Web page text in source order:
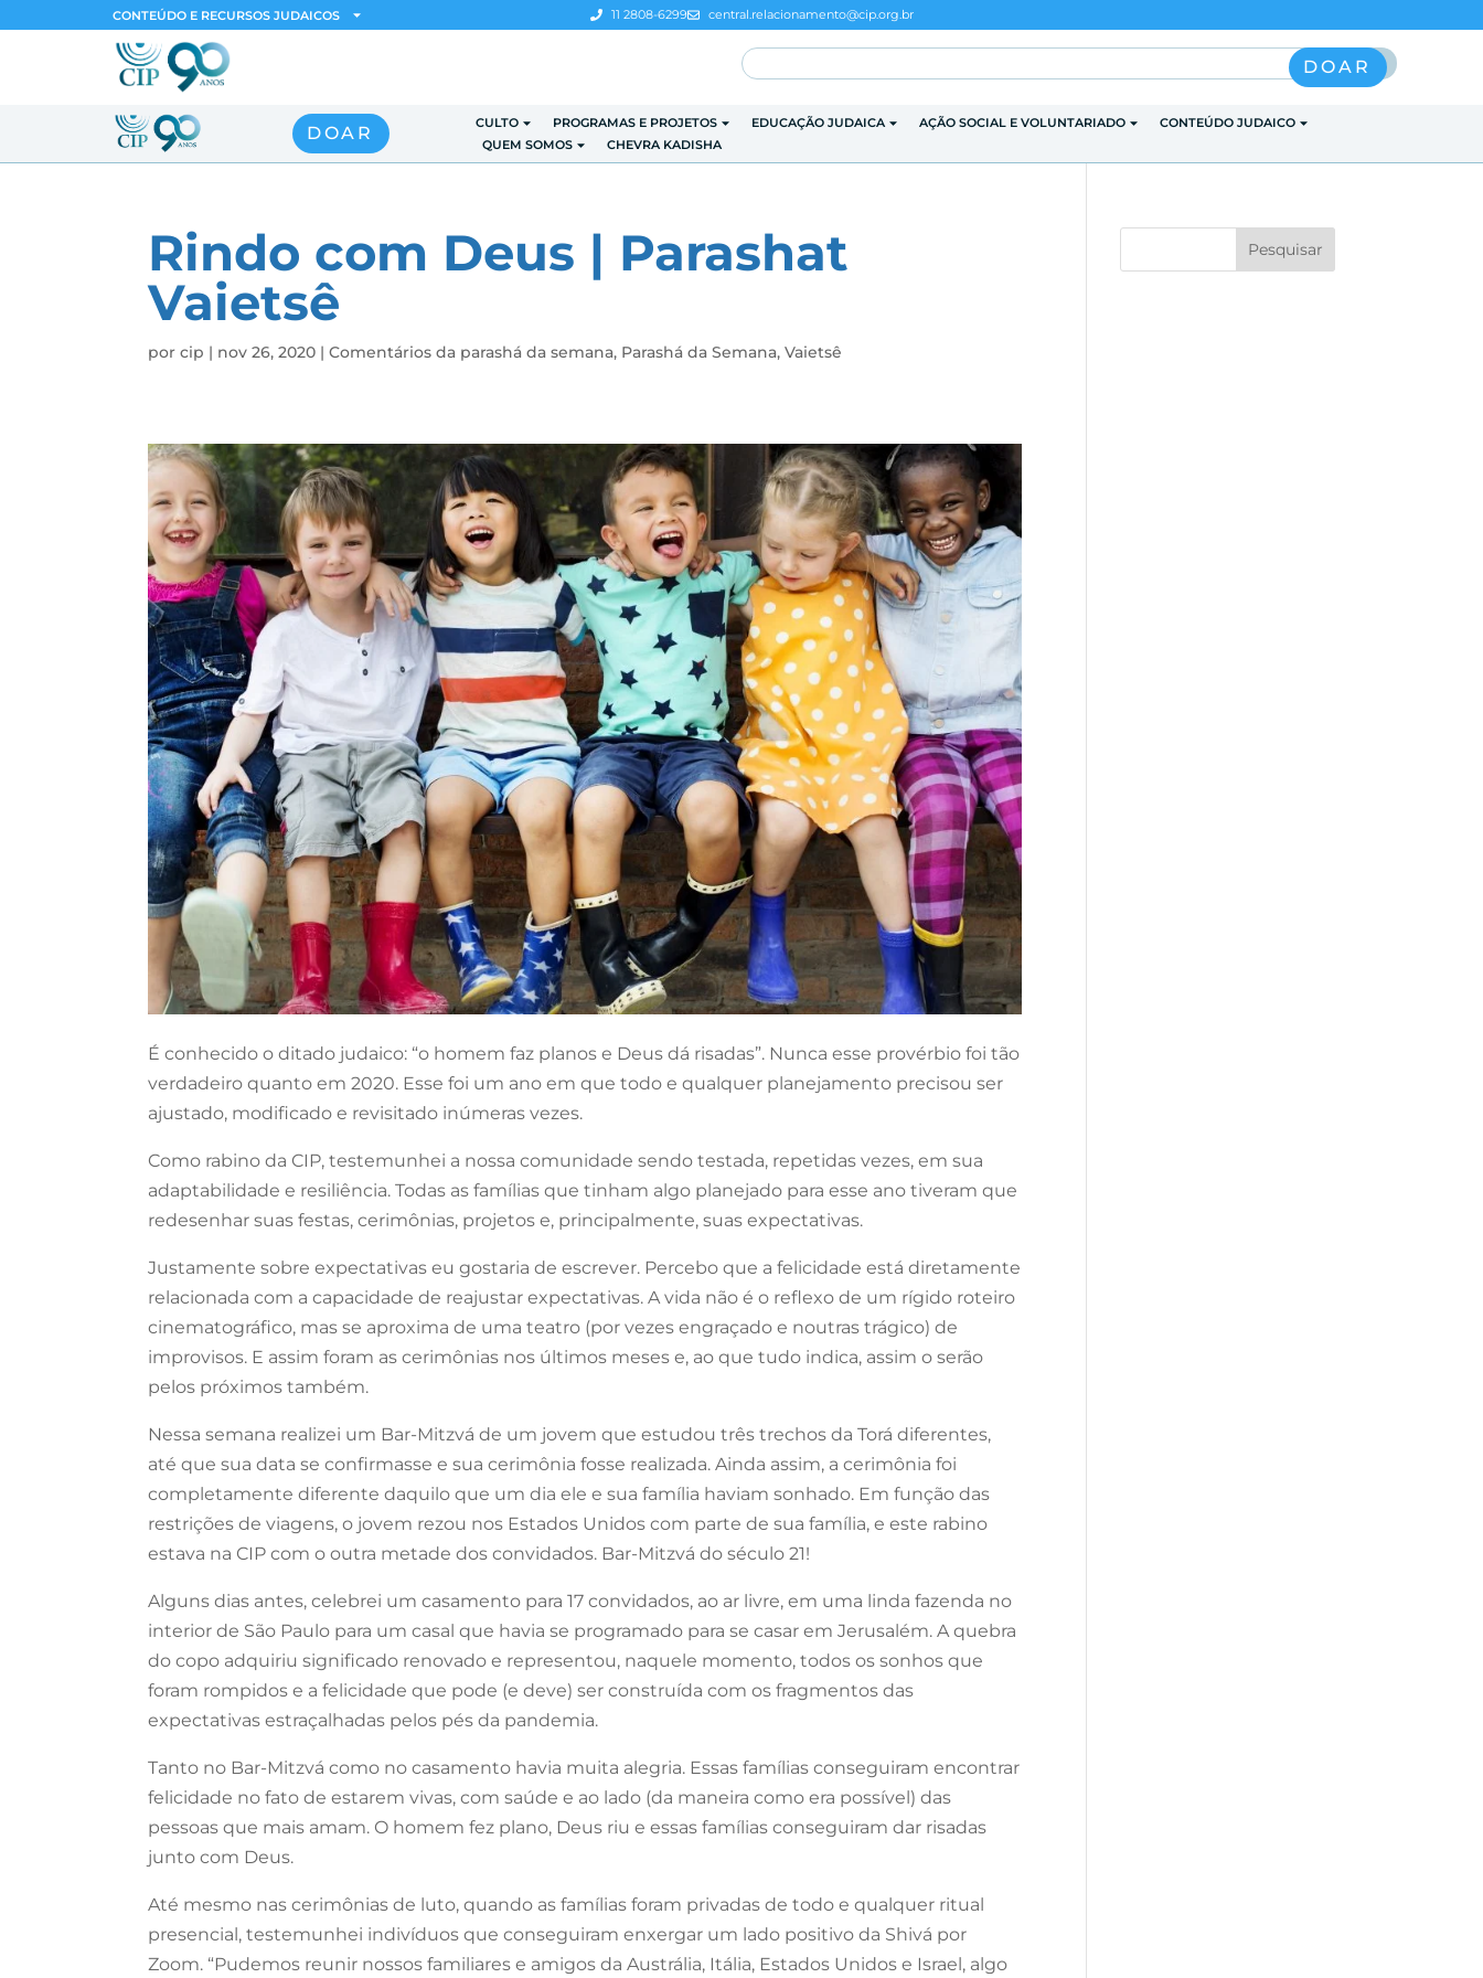
CONTEÚDO E RECURSOS JUDAICOS 11 2808-6299 central.relacionamento@cip.org.br
Pesquisar
DOAR
DOAR CULTO PROGRAMAS E PROJETOS EDUCAÇÃO JUDAICA AÇÃO SOCIAL E VOLUNTARIADO
CONTEÚDO JUDAICO
QUEM SOMOS
CHEVRA KADISHA
Rindo com Deus | Parashat
Vaietsê
porcip | nov 26, 2020 |Comentários da parashá da semana, Parashá da Semana,Vaietsê
É conhecido o ditado judaico: “o homem faz planos e Deus dá risadas”. Nunca esse provérbio foi tão
verdadeiro quanto em 2020. Esse foi um ano em que todo e qualquer planejamento precisou ser
ajustado, modificado e revisitado inúmeras vezes.
Como rabino da CIP, testemunhei a nossa comunidade sendo testada, repetidas vezes, em sua
adaptabilidade e resiliência. Todas as famílias que tinham algo planejado para esse ano tiveram que
redesenhar suas festas, cerimônias, projetos e, principalmente, suas expectativas.
Justamente sobre expectativas eu gostaria de escrever. Percebo que a felicidade está diretamente
relacionada com a capacidade de reajustar expectativas. A vida não é o reflexo de um rígido roteiro
cinematográfico, mas se aproxima de uma teatro (por vezes engraçado e noutras trágico) de
improvisos. E assim foram as cerimônias nos últimos meses e, ao que tudo indica, assim o serão
pelos próximos também.
Nessa semana realizei um Bar-Mitzvá de um jovem que estudou três trechos da Torá diferentes,
até que sua data se confirmasse e sua cerimônia fosse realizada. Ainda assim, a cerimônia foi
completamente diferente daquilo que um dia ele e sua família haviam sonhado. Em função das
restrições de viagens, o jovem rezou nos Estados Unidos com parte de sua família, e este rabino
estava na CIP com o outra metade dos convidados. Bar-Mitzvá do século 21!
Alguns dias antes, celebrei um casamento para 17 convidados, ao ar livre, em uma linda fazenda no
interior de São Paulo para um casal que havia se programado para se casar em Jerusalém. A quebra
do copo adquiriu significado renovado e representou, naquele momento, todos os sonhos que
foram rompidos e a felicidade que pode (e deve) ser construída com os fragmentos das
expectativas estraçalhadas pelos pés da pandemia.
Tanto no Bar-Mitzvá como no casamento havia muita alegria. Essas famílias conseguiram encontrar
felicidade no fato de estarem vivas, com saúde e ao lado (da maneira como era possível) das
pessoas que mais amam. O homem fez plano, Deus riu e essas famílias conseguiram dar risadas
junto com Deus.
Até mesmo nas cerimônias de luto, quando as famílias foram privadas de todo e qualquer ritual
presencial, testemunhei indivíduos que conseguiram enxergar um lado positivo da Shivá por
Zoom. “Pudemos reunir nossos familiares e amigos da Austrália, Itália, Estados Unidos e Israel, algo